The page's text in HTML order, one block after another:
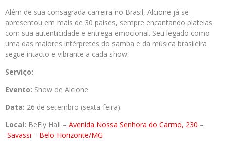
Além de sua consagrada carreira no Brasil, Alcione já se
apresentou em mais de 30 países, sempre encantando plateias
com sua autenticidade e entrega emocional. Seu legado como
uma das maiores intérpretes do samba e da música brasileira
segue intacto e vibrante a cada show.
Serviço:
Evento: Show de Alcione
Data: 26 de setembro (sexta-feira)
Local: BeFly Hall – Avenida Nossa Senhora do Carmo, 230 –
Savassi – Belo Horizonte/MG